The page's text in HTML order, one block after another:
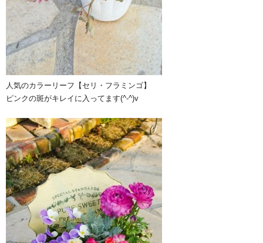
人気のカラーリーフ【セリ・フラミンゴ】
ピンクの斑がキレイに入ってます(^-^)v